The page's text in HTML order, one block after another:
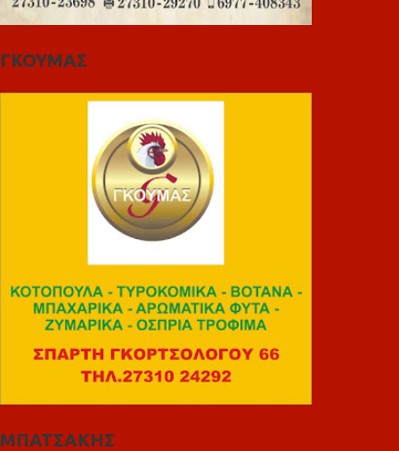
ΓΚΟΥΜΑΣ
ΜΠΑΤΣΑΚΗΣ